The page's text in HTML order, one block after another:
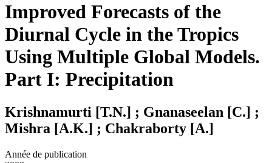
Improved Forecasts of the
Diurnal Cycle in the Tropics
Using Multiple Global Models.
Part I: Precipitation
Krishnamurti [T.N.] ; Gnanaseelan [C.] ;
Mishra [A.K.] ; Chakraborty [A.]
Année de publication